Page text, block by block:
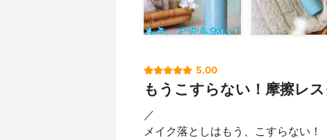
5.00
もうこすらない！摩擦レ
／
メイク落としはもう、こすらない！